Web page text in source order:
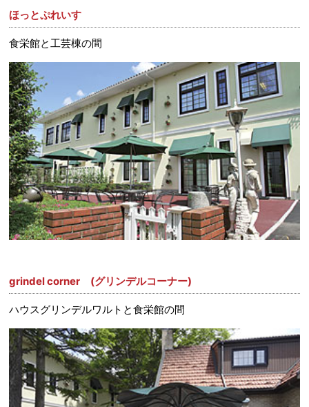
ほっとぷれいす
食栄館と工芸棟の間
grindel corner (グリンデルコーナー)
ハウスグリンデルワルトと食栄館の間